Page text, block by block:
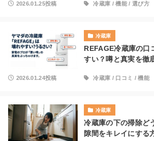
2026.01.25投稿 冷蔵庫 /機能/ 選び方
冷蔵庫
REFAGE冷蔵庫の口
すい？噂と真実を徹
2026.01.24投稿 冷蔵庫 / 口コミ /機能
冷蔵庫
冷蔵庫の下の掃除ど
隙間をキレイにする